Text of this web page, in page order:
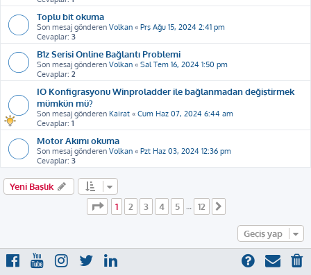
Toplu bit okuma
Son mesaj gönderen Volkan « Prş Ağu 15, 2024 2:41 pm
Cevaplar: 3
B1z Serisi Online Bağlantı Problemi
Son mesaj gönderen Volkan « Sal Tem 16, 2024 1:50 pm
Cevaplar: 2
IO Konfigrasyonu Winproladder ile bağlanmadan değiştirmek
mümkün mü?
Son mesaj gönderen Kairat « Cum Haz 07, 2024 6:44 am
Cevaplar: 1
Motor Akımı okuma
Son mesaj gönderen Volkan « Pzt Haz 03, 2024 12:36 pm
Cevaplar: 3
Yeni Başlık
. sayfa (Toplam 12 sayfa)
1 2 3 4 5 … 12
Geçiş yap